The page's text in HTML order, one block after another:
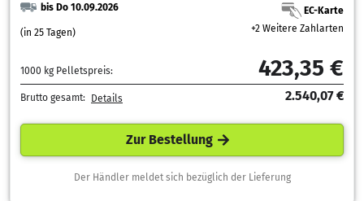
bis Do 10.09.2026
(in 25 Tagen)
EC-Karte
+2 Weitere Zahlarten
1000 kg Pelletspreis: 423,35 €
Brutto gesamt: Details 2.540,07 €
Zur Bestellung
Der Händler meldet sich bezüglich der Lieferung